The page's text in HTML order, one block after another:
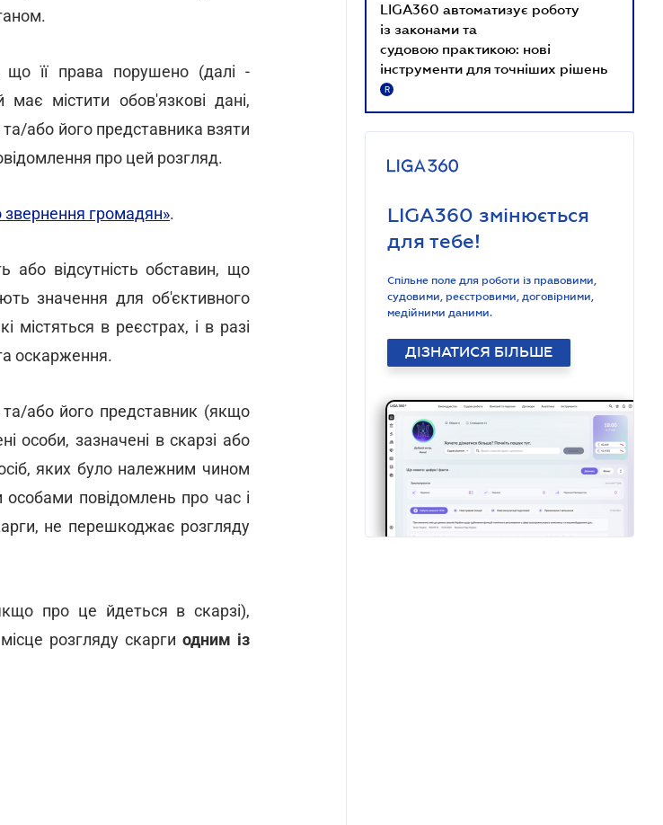
її права порушено (далі -
має містити обов'язкові дані,
або його представника взяти
про цей розгляд.
громадян».
або відсутність обставин, що
значення для об'єктивного
містяться в реєстрах, і в разі
оскарження.
або його представник (якщо
особи, зазначені в скарзі або
яких було належним чином
повідомлень про час і
не перешкоджає розгляду
про це йдеться в скарзі),
розгляду скарги одним із
LIGA360 автоматизує роботу
із законами та
судовою практикою: нові
інструменти для точніших рішень
R
LIGA360 змінюється
для тебе!
Спільне поле для роботи із правовими,
судовими, реєстровими, договірними,
медійними даними.
ДІЗНАТИСЯ БІЛЬШЕ